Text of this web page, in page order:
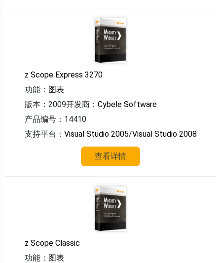
z Scope Express 3270
功能： 图表
版本：2009开发商： Cybele Software
产品编号：14410
支持平台： Visual Studio 2005/Visual Studio 2008
查看详情
z Scope Classic
功能： 图表